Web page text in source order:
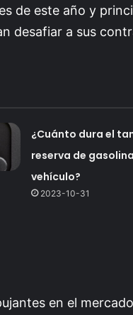
de este año y
desafiar a sus
¿Cuánto dura el
reserva de
vehículo?
2023-10-31
en el mercado